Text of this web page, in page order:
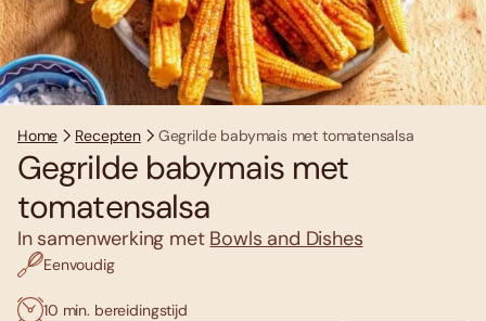
Home Recepten Gegrilde babymais met tomatensalsa
Gegrilde babymais met
tomatensalsa
In samenwerking met Bowls and Dishes
Eenvoudig
10 min. bereidingstijd